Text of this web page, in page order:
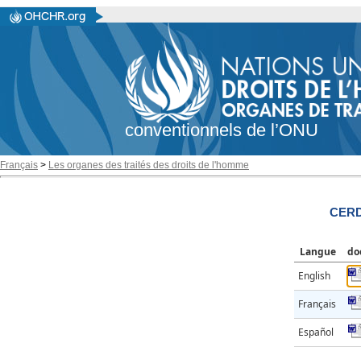
conventionnels de l’ONU
Français > Les organes des traités des droits de l'homme
Langue
English
Français
Español